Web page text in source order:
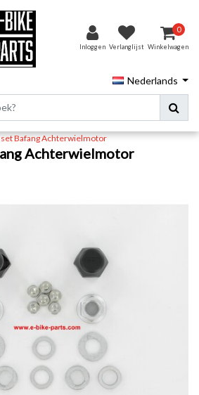
Inloggen Verlanglijst
0
Winkelwagen
Nederlands
Bafang Achterwielmotor
Achterwielmotor